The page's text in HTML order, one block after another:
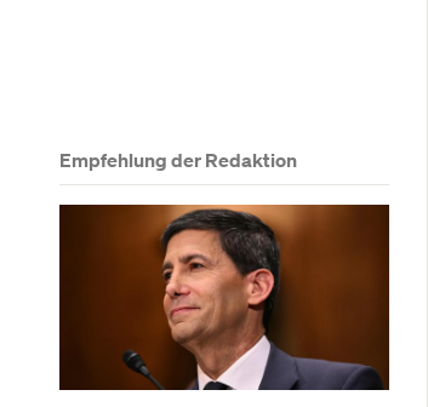
Empfehlung der Redaktion